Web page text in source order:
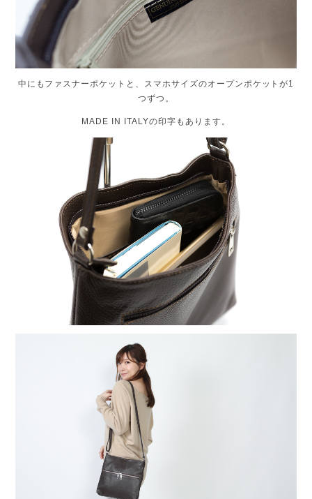
中にもファスナーポケットと、スマホサイズのオープンポケットが1
つずつ。
MADE IN ITALYの印字もあります。